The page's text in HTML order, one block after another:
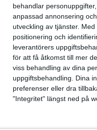
behandlar
anpassad annonsering
utveckling av tjänster. Med
positionering och
leverantörers
för att få åtkomst till mer
viss behandling av dina
uppgiftsbehandling. Dina
preferenser eller dra
"Integritet" längst ned på
30 aug 2025
Ett slutsålt och rekordstort
nästintill perfekt löparväder.
var 19,866 löpare anmälda,
Löparna viktiga när
26 aug 2025
Den hundrade upplagan av
landskamp i friidrott,